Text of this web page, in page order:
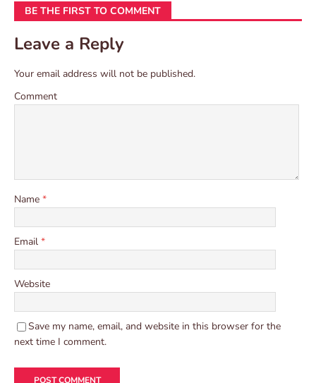
BE THE FIRST TO COMMENT
Leave a Reply
Your email address will not be published.
Comment
Name *
Email *
Website
Save my name, email, and website in this browser for the
next time I comment.